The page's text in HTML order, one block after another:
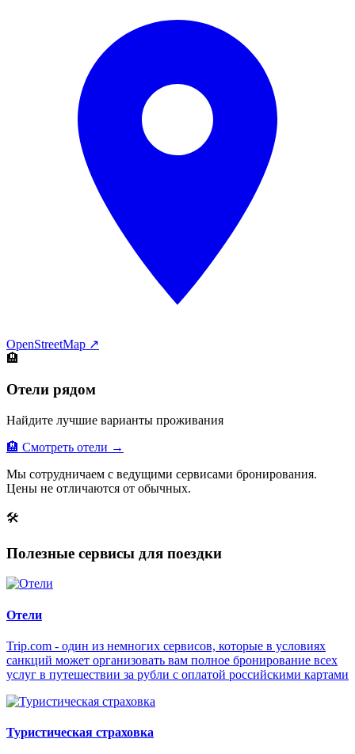
OpenStreetMap ↗
🏨
Отели рядом
Найдите лучшие варианты проживания
🏨 Смотреть отели →
Мы сотрудничаем с ведущими сервисами бронирования.
Цены не отличаются от обычных.
🛠
Полезные сервисы для поездки
Отели
Trip.com - один из немногих сервисов, которые в условиях
санкций может организовать вам полное бронирование всех
услуг в путешествии за рубли с оплатой российскими картами
Туристическая страховка